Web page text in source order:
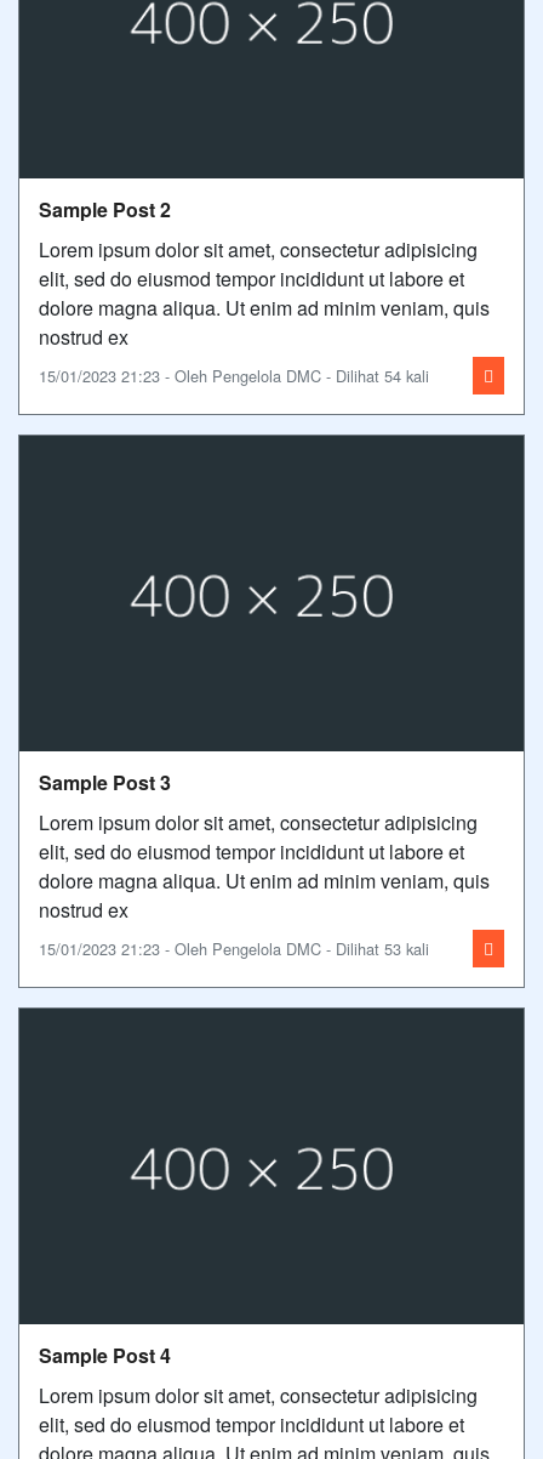
Sample Post 2
Lorem ipsum dolor sit amet, consectetur adipisicing
elit, sed do eiusmod tempor incididunt ut labore et
dolore magna aliqua. Ut enim ad minim veniam, quis
nostrud ex
15/01/2023 21:23 - Oleh Pengelola DMC - Dilihat 54 kali
Sample Post 3
Lorem ipsum dolor sit amet, consectetur adipisicing
elit, sed do eiusmod tempor incididunt ut labore et
dolore magna aliqua. Ut enim ad minim veniam, quis
nostrud ex
15/01/2023 21:23 - Oleh Pengelola DMC - Dilihat 53 kali
Sample Post 4
Lorem ipsum dolor sit amet, consectetur adipisicing
elit, sed do eiusmod tempor incididunt ut labore et